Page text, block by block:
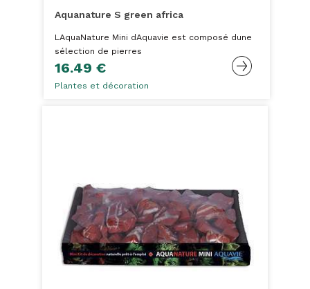
Aquanature S green africa
LAquaNature Mini dAquavie est composé dune
sélection de pierres
16.49 €
Plantes et décoration